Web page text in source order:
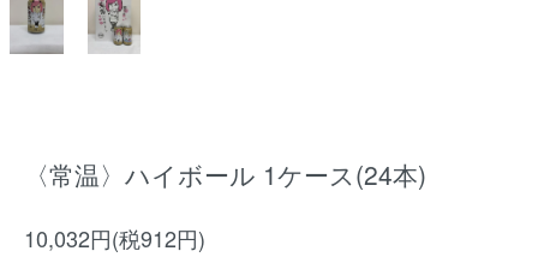
〈常温〉ハイボール 1ケース(24本)
10,032円(税912円)